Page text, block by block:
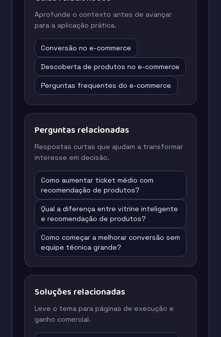
Aprofunde o contexto antes de avançar
para a aplicação prática.
Conversão no e-commerce
Descoberta de produtos no e-commerce
Perguntas frequentes do e-commerce
Perguntas relacionadas
Respostas curtas que ajudam a transformar
interesse em decisão.
Como aumentar ticket médio com
recomendação de produtos?
Qual a diferença entre vitrine inteligente
e recomendação de produtos?
Como começar a melhorar conversão sem
equipe técnica grande?
Soluções relacionadas
Leve o tema para páginas de execução e
ganho comercial.